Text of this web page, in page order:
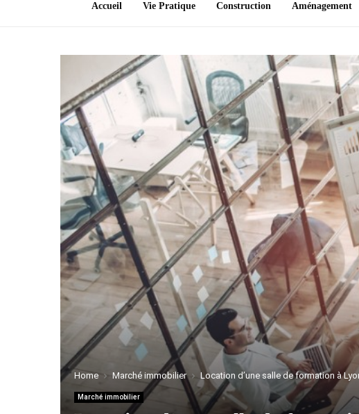
Accueil Vie Pratique Construction Aménagement
Home Marché immobilier Location d’une salle de formation à
Marché immobilier